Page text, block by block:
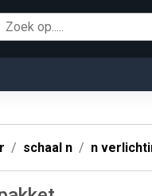
schaal n n